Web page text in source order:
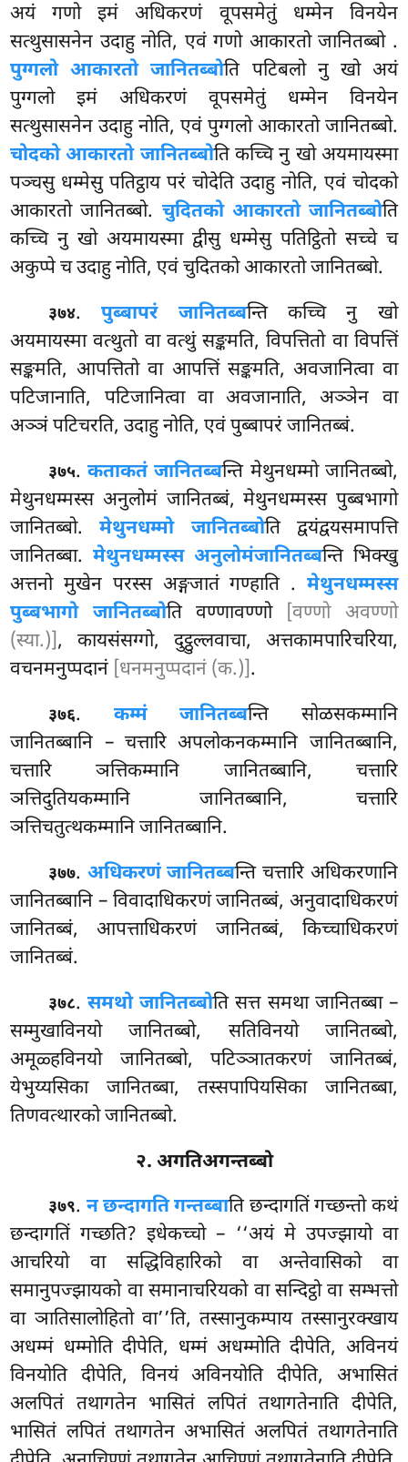
अयं गणो इमं अधिकरणं वूपसमेतुं धम्मेन विनयेन
सत्थुसासनेन उदाहु नोति, एवं गणो आकारतो जानितब्बो .
पुग्गलो आकारतो जानितब्बोति पटिबलो नु खो अयं
पुग्गलो इमं अधिकरणं वूपसमेतुं धम्मेन विनयेन
सत्थुसासनेन उदाहु नोति, एवं पुग्गलो आकारतो जानितब्बो.
चोदको आकारतो जानितब्बोति कच्चि नु खो अयमायस्मा
पञ्चसु धम्मेसु पतिट्ठाय परं चोदेति उदाहु नोति, एवं चोदको
आकारतो जानितब्बो. चुदितको आकारतो जानितब्बोति
कच्चि नु खो अयमायस्मा द्वीसु धम्मेसु पतिट्ठितो सच्चे च
अकुप्पे च उदाहु नोति, एवं चुदितको आकारतो जानितब्बो.
३७४.पुब्बापरं जानितब्बन्ति कच्चि नु खो
अयमायस्मा वत्थुतो वा वत्थुं सङ्कमति, विपत्तितो वा विपत्तिं
सङ्कमति, आपत्तितो वा आपत्तिं सङ्कमति, अवजानित्वा वा
पटिजानाति, पटिजानित्वा वा अवजानाति, अञ्ञेन वा
अञ्ञं पटिचरति, उदाहु नोति, एवं पुब्बापरं जानितब्बं.
३७५.कताकतं जानितब्बन्ति मेथुनधम्मो जानितब्बो,
मेथुनधम्मस्स अनुलोमं जानितब्बं, मेथुनधम्मस्स पुब्बभागो
जानितब्बो.मेथुनधम्मो जानितब्बोति द्वयंद्वयसमापत्ति
जानितब्बा.मेथुनधम्मस्स अनुलोमंजानितब्बन्ति भिक्खु
अत्तनो मुखेन परस्स अङ्गजातं गण्हाति . मेथुनधम्मस्स
पुब्बभागो जानितब्बोति वण्णावण्णो
[वण्णो अवण्णो
(स्या.)], कायसंसग्गो, दुट्ठुल्लवाचा, अत्तकामपारिचरिया,
वचनमनुप्पदानं [धनमनुप्पदानं (क.)].
३७६. कम्मं जानितब्बन्ति सोळसकम्मानि
जानितब्बानि – चत्तारि अपलोकनकम्मानि जानितब्बानि,
चत्तारि ञत्तिकम्मानि जानितब्बानि, चत्तारि
ञत्तिदुतियकम्मानि जानितब्बानि, चत्तारि
ञत्तिचतुत्थकम्मानि जानितब्बानि.
३७७. अधिकरणं जानितब्बन्ति चत्तारि अधिकरणानि
जानितब्बानि – विवादाधिकरणं जानितब्बं, अनुवादाधिकरणं
जानितब्बं, आपत्ताधिकरणं जानितब्बं, किच्चाधिकरणं
जानितब्बं.
३७८.समथो जानितब्बोति सत्त समथा जानितब्बा –
सम्मुखाविनयो जानितब्बो, सतिविनयो जानितब्बो,
अमूळ्हविनयो जानितब्बो, पटिञ्ञातकरणं जानितब्बं,
येभुय्यसिका जानितब्बा, तस्सपापियसिका जानितब्बा,
तिणवत्थारको जानितब्बो.
२. अगतिअगन्तब्बो
३७९. न छन्दागति गन्तब्बाति छन्दागतिं गच्छन्तो कथं
छन्दागतिं गच्छति? इधेकच्चो – ‘‘अयं मे उपज्झायो वा
आचरियो वा सद्धिविहारिको वा अन्तेवासिको वा
समानुपज्झायको वा समानाचरियको वा सन्दिट्ठो वा सम्भत्तो
वा ञातिसालोहितो वा’’ति, तस्सानुकम्पाय तस्सानुरक्खाय
अधम्मं धम्मोति दीपेति, धम्मं अधम्मोति दीपेति, अविनयं
विनयोति दीपेति, विनयं अविनयोति दीपेति, अभासितं
अलपितं तथागतेन भासितं लपितं तथागतेनाति दीपेति,
भासितं लपितं तथागतेन अभासितं अलपितं तथागतेनाति